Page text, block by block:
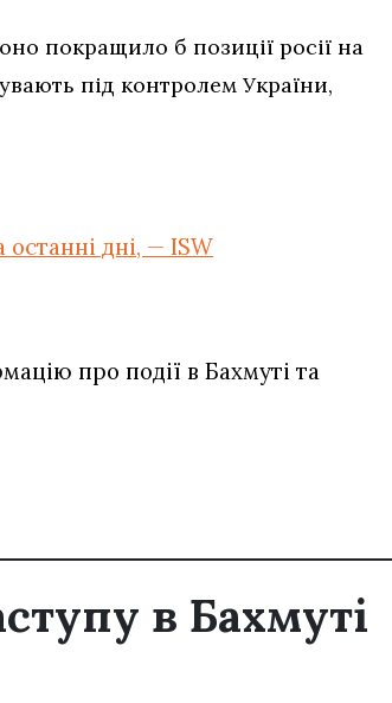
покращило б позиції росії на
під контролем України,
дні, — ISW
про події в Бахмуті та
в Бахмуті